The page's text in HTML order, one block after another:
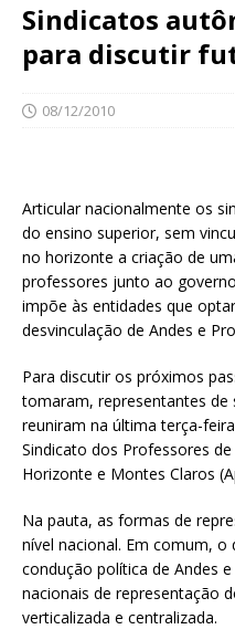
Sindicatos
para discutir
08/12/2010
Articular nacionalmente os
do ensino superior, sem
no horizonte a criação de
professores junto ao
impõe às entidades que
desvinculação de Andes e
Para discutir os próximos
tomaram, representantes
reuniram na última terça-
Sindicato dos Professores
Horizonte e Montes Claros
Na pauta, as formas de
nível nacional. Em comum,
condução política de Andes
nacionais de representação
verticalizada e centralizada.